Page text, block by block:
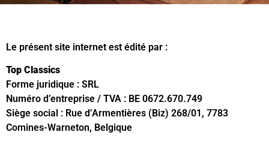
Le présent site internet est édité par :
Top Classics
Forme juridique : SRL
Numéro d’entreprise / TVA : BE 0672.670.749
Siège social : Rue d’Armentières (Biz) 268/01, 7783
Comines-Warneton, Belgique